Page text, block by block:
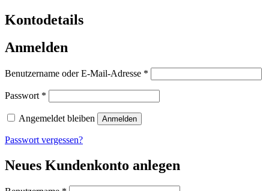
Kontodetails
Anmelden
Benutzername oder E-Mail-Adresse *
Passwort *
Angemeldet bleiben Anmelden
Passwort vergessen?
Neues Kundenkonto anlegen